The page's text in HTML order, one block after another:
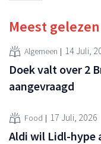
Meest gelezen
Algemeen 14 Juli,
Doek valt over 2
aangevraagd
Food 17 Juli, 2026
Aldi wil Lidl-hype